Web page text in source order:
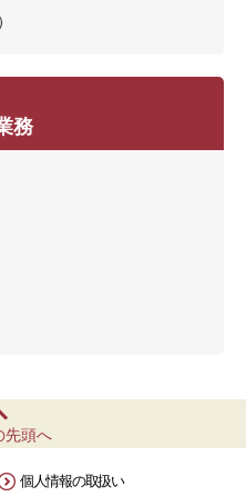
務
先頭へ
個人情報の取扱い